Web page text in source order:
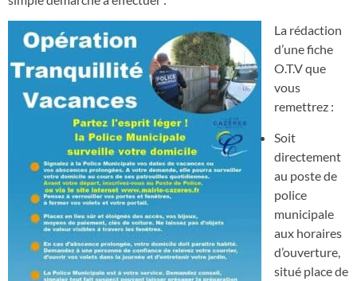
La rédaction
d’une fiche
O.T.V que
vous
remettrez :
Soit
directement
au poste de
police
municipale
aux horaires
d’ouverture,
situé place de